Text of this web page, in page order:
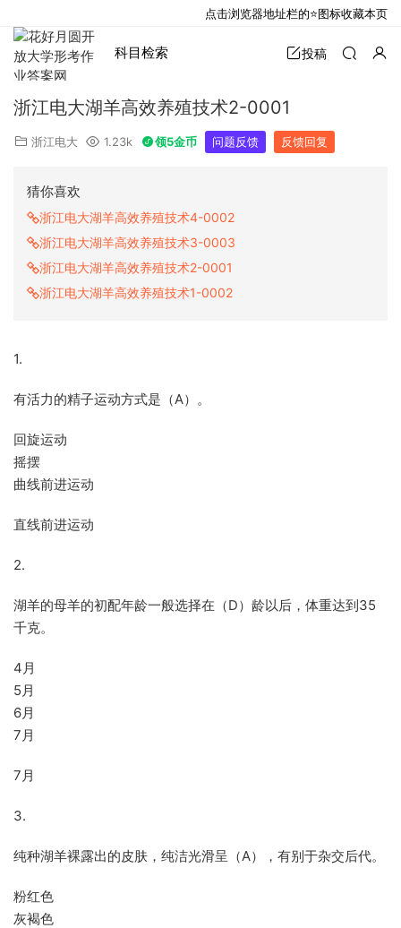
科目检索 投稿
浙江电大湖羊高效养殖技术2-0001
浙江电大 1.23k 领5金币 问题反馈 反馈回复
猜你喜欢
浙江电大湖羊高效养殖技术4-0002
浙江电大湖羊高效养殖技术3-0003
浙江电大湖羊高效养殖技术2-0001
浙江电大湖羊高效养殖技术1-0002
1.
有活力的精子运动方式是（A）。
回旋运动
摇摆
曲线前进运动
直线前进运动
2.
湖羊的母羊的初配年龄一般选择在（D）龄以后，体重达到35
千克。
4月
5月
6月
7月
7月
3.
纯种湖羊裸露出的皮肤，纯洁光滑呈（A），有别于杂交后代。
粉红色
灰褐色
点击浏览器地址栏的⭐图标收藏本页